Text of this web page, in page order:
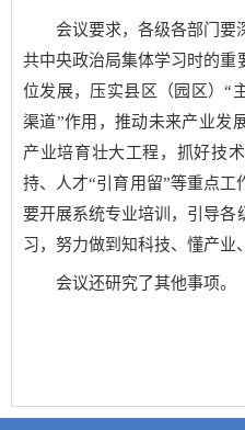
会议要求，各级各部门要
共中央政治局集体学习时的重
位发展，压实县区（园区）“
渠道”作用，推动未来产业发
产业培育壮大工程，抓好技
持、人才“引育用留”等重点工
要开展系统专业培训，引导各
习，努力做到知科技、懂产业
会议还研究了其他事项。